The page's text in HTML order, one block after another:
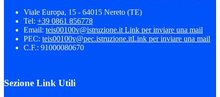
Viale Europa, 15 - 64015 Nereto (TE)
Tel: +39 0861 856778
Email: teis00100v@istruzione.it Link per inviare una mail
PEC: teis00100v@pec.istruzione.itLink per inviare una mail
C.F.: 91000080670
Sezione Link Utili